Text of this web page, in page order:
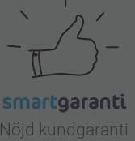
Nöjd kundgaranti